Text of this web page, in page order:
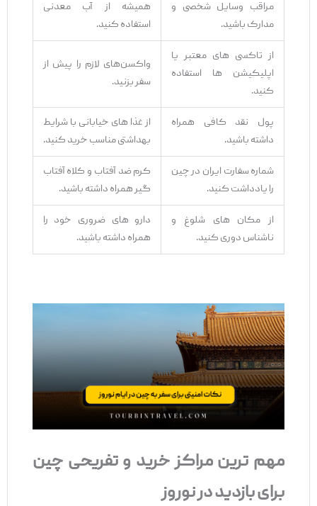
مراقب وسایل شخصی و
مدارک باشید.
همیشه از آب معدنی
استفاده کنید.
از تاکسی‌ های معتبر یا
اپلیکیشن ‌ها استفاده
کنید.
واکسن‌های لازم را پیش از
سفر بزنید.
پول نقد کافی همراه
داشته باشید.
از غذا های خیابانی با شرایط
بهداشتی مناسب خرید کنید.
شماره سفارت ایران در چین
را یادداشت کنید.
کرم ضد آفتاب و کلاه آفتاب
‌گیر همراه داشته باشید.
از مکان‌ های شلوغ و
ناشناس دوری کنید.
دارو های ضروری خود را
همراه داشته باشید.
مهم‌ ترین مراکز خرید و تفریحی چین
برای بازدید در نوروز